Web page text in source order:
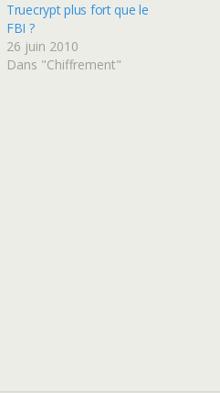
Truecrypt plus fort que le
FBI ?
26 juin 2010
Dans "Chiffrement"